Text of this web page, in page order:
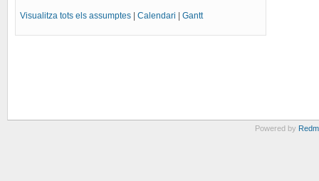
Visualitza tots els assumptes | Calendari | Gantt
Powered by